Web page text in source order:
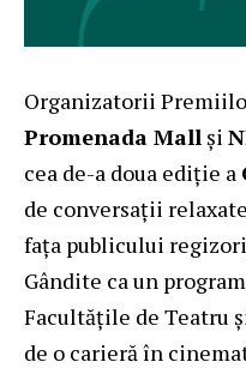
Organizatorii
Promenada Mall și
cea de-a doua ediție a
de conversații
fața publicului
Gândite ca un
Facultățile de Teatru
de o carieră în